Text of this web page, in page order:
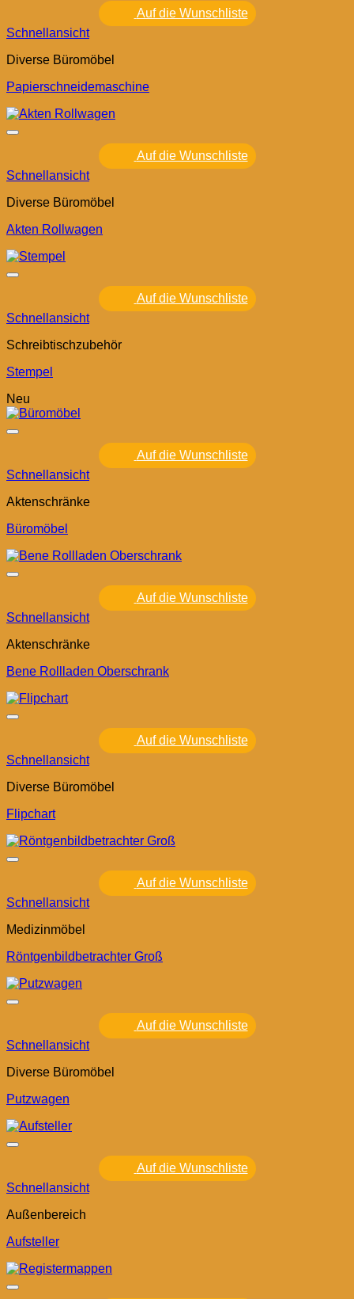
Auf die Wunschliste
Schnellansicht
Diverse Büromöbel
Papierschneidemaschine
Auf die Wunschliste
Schnellansicht
Diverse Büromöbel
Akten Rollwagen
Auf die Wunschliste
Schnellansicht
Schreibtischzubehör
Stempel
Neu
Auf die Wunschliste
Schnellansicht
Aktenschränke
Büromöbel
Auf die Wunschliste
Schnellansicht
Aktenschränke
Bene Rollladen Oberschrank
Auf die Wunschliste
Schnellansicht
Diverse Büromöbel
Flipchart
Auf die Wunschliste
Schnellansicht
Medizinmöbel
Röntgenbildbetrachter Groß
Auf die Wunschliste
Schnellansicht
Diverse Büromöbel
Putzwagen
Auf die Wunschliste
Schnellansicht
Außenbereich
Aufsteller